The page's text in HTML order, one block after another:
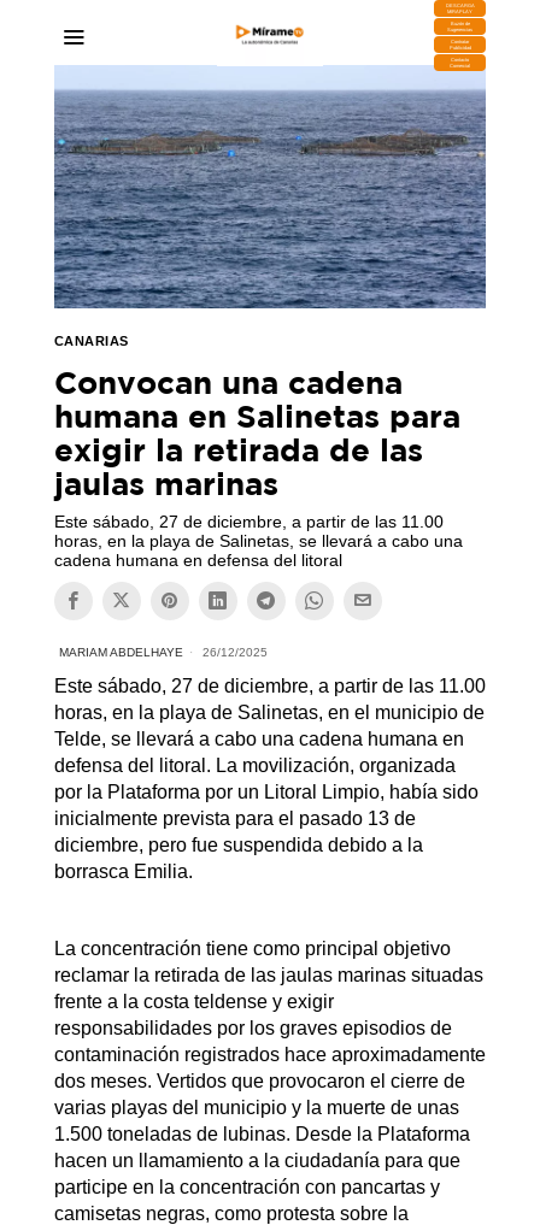
DESCARGA
MIRAPLAY
Buzón de
Sugerencias
Contratar
Publicidad
Contacto
Comercial
CANARIAS
Convocan una cadena
humana en Salinetas para
exigir la retirada de las
jaulas marinas
Este sábado, 27 de diciembre, a partir de las 11.00
horas, en la playa de Salinetas, se llevará a cabo una
cadena humana en defensa del litoral
MARIAM ABDELHAYE 26/12/2025
Este sábado, 27 de diciembre, a partir de las 11.00
horas, en la playa de Salinetas, en el municipio de
Telde, se llevará a cabo una cadena humana en
defensa del litoral. La movilización, organizada
por la Plataforma por un Litoral Limpio, había sido
inicialmente prevista para el pasado 13 de
diciembre, pero fue suspendida debido a la
borrasca Emilia.
La concentración tiene como principal objetivo
reclamar la retirada de las jaulas marinas situadas
frente a la costa teldense y exigir
responsabilidades por los graves episodios de
contaminación registrados hace aproximadamente
dos meses. Vertidos que provocaron el cierre de
varias playas del municipio y la muerte de unas
1.500 toneladas de lubinas. Desde la Plataforma
hacen un llamamiento a la ciudadanía para que
participe en la concentración con pancartas y
camisetas negras, como protesta sobre la